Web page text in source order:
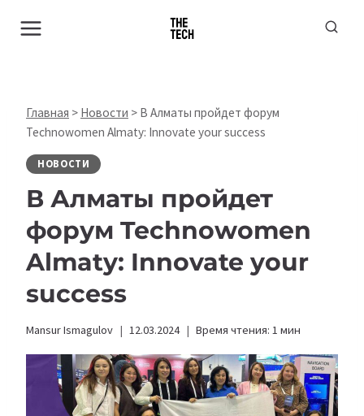
Главная > Новости > В Алматы пройдет форум
Technowomen Almaty: Innovate your success
НОВОСТИ
В Алматы пройдет
форум Technowomen
Almaty: Innovate your
success
Mansur Ismagulov 12.03.2024 Время чтения: 1 мин